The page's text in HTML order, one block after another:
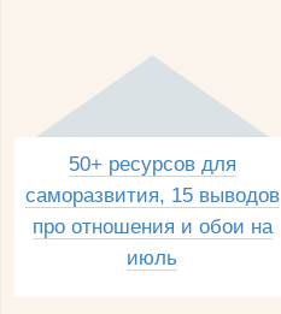
50+ ресурсов для
саморазвития, 15 выводов
про отношения и обои на
июль